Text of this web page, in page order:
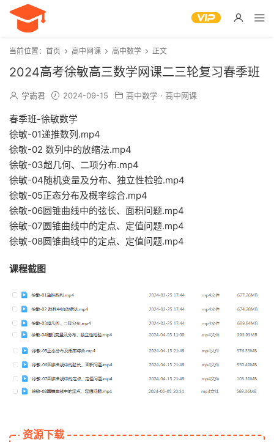
当前位置： 首页 高中网课 高中数学 正文
2024高考徐敏高三数学网课二三轮复习春季班
学霸君 2024-09-15 高中数学 · 高中网课
春季班-徐敏数学
徐敏-01递推数列.mp4
徐敏-02 数列中的放缩法.mp4
徐敏-03超几何、二项分布.mp4
徐敏-04随机变量及分布、独立性检验.mp4
徐敏-05正态分布及概率综合.mp4
徐敏-06圆锥曲线中的弦长、面积问题.mp4
徐敏-07圆锥曲线中的定点、定值问题.mp4
徐敏-08圆锥曲线中的定点、定值问题.mp4
课程截图
资源下载